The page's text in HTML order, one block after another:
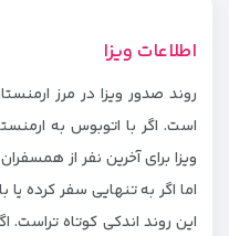
اطلاعات ویزا
روند صدور ویزا در مرز
است. اگر با اتوبوس به
ویزا برای آخرین نفر از
اما اگر به تنهایی سفر کرده
این روند اندکی کوتاه